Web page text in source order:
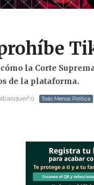
la Corte
de la plataforma.
Todo Menos Política